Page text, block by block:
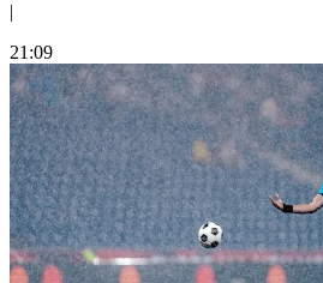
|
21:09